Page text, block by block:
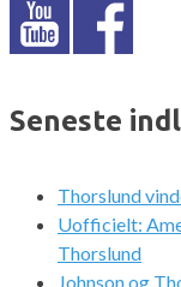
Seneste
Thorslund
Uofficielt:
Thorslund
Johnson og